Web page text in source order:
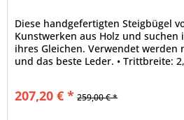
Diese handgefertigten Steigbügel
Kunstwerken aus Holz und suchen
ihres Gleichen. Verwendet werden
und das beste Leder. • Trittbreite:
207,20 € * 259,00 € *